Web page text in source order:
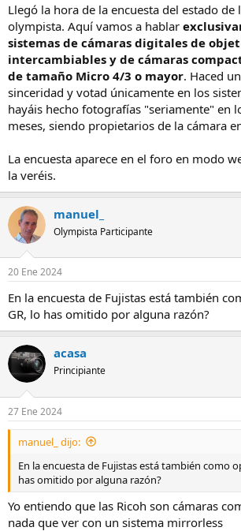
Llegó la hora de la encuesta del estado de
olympista. Aquí vamos a hablar
sistemas de cámaras digitales de
intercambiables y de cámaras
de tamaño Micro 4/3 o mayor. Haced
sinceridad y votad únicamente en los
hayáis hecho fotografías "seriamente" en
meses, siendo propietarios de la cámara
La encuesta aparece en el foro en modo
la veréis.
manuel_
Olympista Participante
20 Ene 2024
En la encuesta de Fujistas está también
GR, lo has omitido por alguna razón?
acasa
Principiante
27 Ene 2024
manuel_ dijo:
En la encuesta de Fujistas está también como
has omitido por alguna razón?
Yo entiendo que las Ricoh son cámaras
nada que ver con un sistema mirrorless